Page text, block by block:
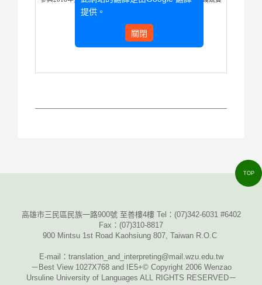
榮獲團隊競賽第一名！
高雄市三民區民族一路900號 至善樓4樓 Tel： (07)342-6031 #6402
Fax ： (07)310-8817
900 Mintsu 1st Road Kaohsiung 807, Taiwan R.O.C
E-mail ：translation_and_interpreting@mail.wzu.edu.tw
－Best View 1027X768 and IE5+© Copyright 2006 Wenzao
Ursuline University of Languages ALL RIGHTS RESERVED－
TOP
提供。
關閉